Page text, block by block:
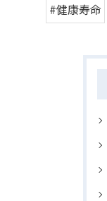
#健康寿命